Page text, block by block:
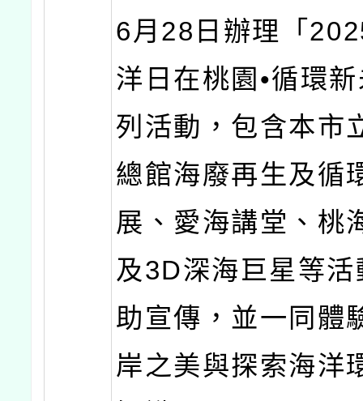
6月28日辦理「
洋日在桃園•循環
列活動，包含本市
總館海廢再生及循
展、愛海講堂、桃
及3D深海巨星等
助宣傳，並一同體
岸之美與探索海洋